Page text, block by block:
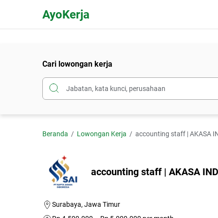
AyoKerja
Cari lowongan kerja
Beranda Lowongan Kerja accounting staff | AKASA
accounting staff | AKASA
Surabaya, Jawa Timur